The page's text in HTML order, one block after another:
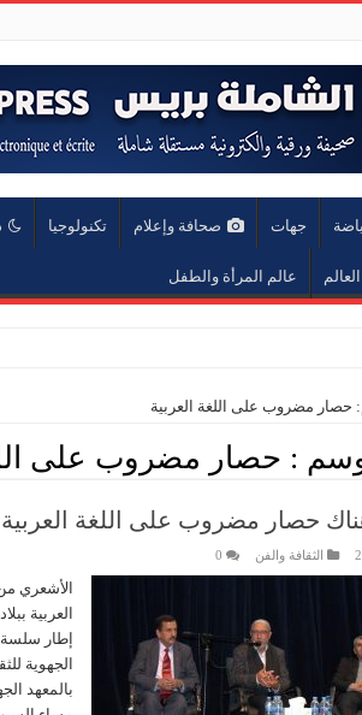
جهات صحافة وإعلام تكنولوجيا
عالم المرأة والطفل
حصار مضروب على اللغة العربية
: حصار مضروب على
حصار مضروب على اللغة العربية
الثقافة والفن 0
الأشعري
العربية
إطار سلسة
الجهوية
بالمعهد